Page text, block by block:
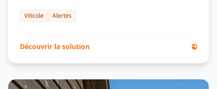
Viticole Alertes
Découvrir la solution